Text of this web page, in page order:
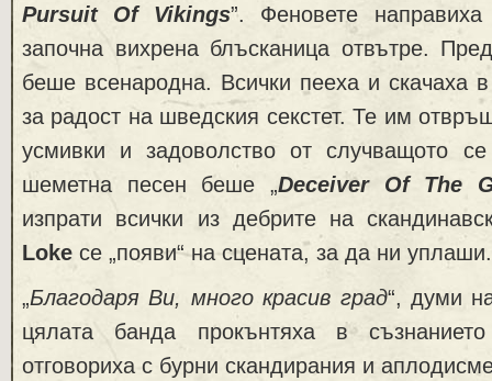
Pursuit Of Vikings”. Феновете
започна вихрена блъсканица отвътре.
беше всенародна. Всички пееха и скачаха
за радост на шведския секстет. Те им
усмивки и задоволство от случващото
шеметна песен беше „Deceiver Of The
изпрати всички из дебрите на
Loke се „появи“ на сцената, за да ни уплаши.
„Благодаря Ви, много красив град“, думи
цялата банда прокънтяха в
отговориха с бурни скандирания и